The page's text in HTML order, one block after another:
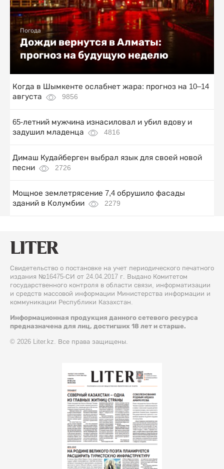
Погода
Дожди вернутся в Алматы:
прогноз на будущую неделю
Когда в Шымкенте ослабнет жара: прогноз на 10–14
августа
9856
65-летний мужчина изнасиловал и убил вдову и
задушил младенца
4816
Димаш Кудайберген выбрал язык для своей новой
песни
2726
Мощное землетрясение 7,4 обрушило фасады
зданий в Колумбии
2279
Свидетельство о постановке на учет периодического печатного
издания №16475-СИ от 24.04.2017 г. Выдано Комитетом
государственного контроля в области связи, информатизации
и средств массовой информации Министерства информации и
коммуникации Республики Казахстан.
Информационная продукция данного сетевого ресурса
предназначена для лиц, достигших 18 лет и старше.
© 2026 Liter.kz. Все права защищены.